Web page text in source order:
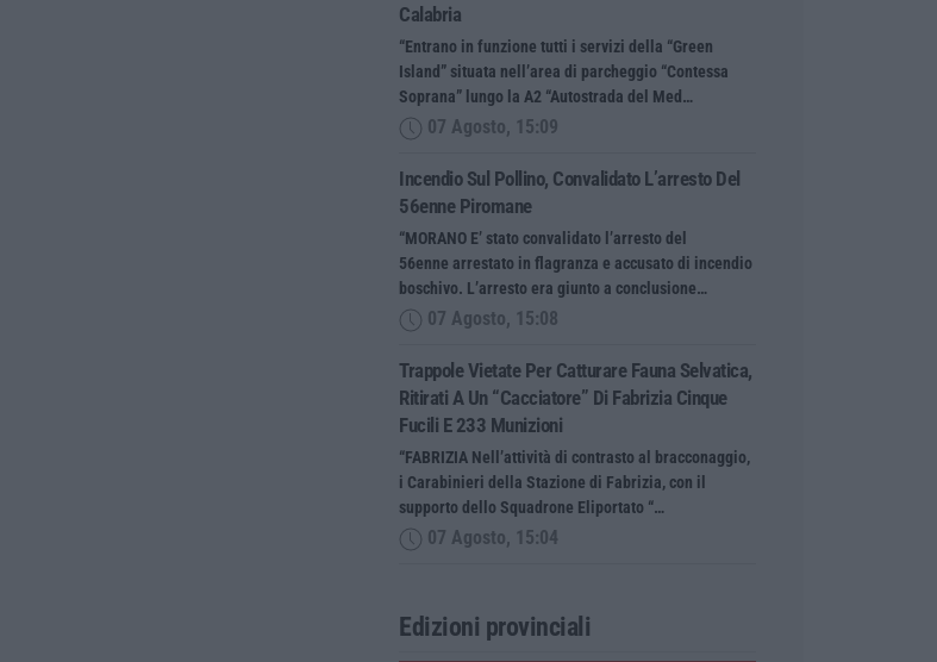
Calabria
“Entrano in funzione tutti i servizi della “Green
Island” situata nell’area di parcheggio “Contessa
Soprana” lungo la A2 “Autostrada del Med…
07 Agosto, 15:09
Incendio Sul Pollino, Convalidato L’arresto Del
56enne Piromane
“MORANO E’ stato convalidato l’arresto del
56enne arrestato in flagranza e accusato di incendio
boschivo. L’arresto era giunto a conclusione…
07 Agosto, 15:08
Trappole Vietate Per Catturare Fauna Selvatica,
Ritirati A Un “cacciatore” Di Fabrizia Cinque
Fucili E 233 Munizioni
“FABRIZIA Nell’attività di contrasto al bracconaggio,
i Carabinieri della Stazione di Fabrizia, con il
supporto dello Squadrone Eliportato “…
07 Agosto, 15:04
Edizioni provinciali